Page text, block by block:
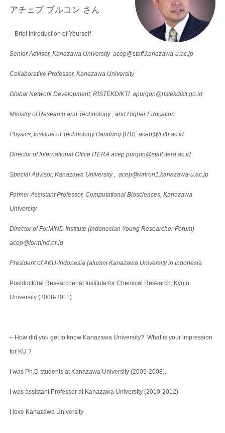
アチェプ プルコン さん
– Brief Introduction of Yourself
Senior Advisor, Kanazawa University acep@staff.kanazawa-u.ac.jp
Collaborative Professor, Kanazawa University
Global Network Development, RISTEKDIKTI apurqon@ristekdikti.go.id
Ministry of Research and Technology , and Higher Education
Physics, Institute of Technology Bandung (ITB)acep@fi.itb.ac.id
Director of International Office ITERAacep.purqon@staff.itera.ac.id
Special Advisor, Kanazawa University , acep@wriron1.kanazawa-u.ac.jp
Former Assistant Professor, Computational Biosciences, Kanazawa
University
Director of ForMIND Institute (Indonesian Young Researcher Forum)
acep@formind.or.id
President of AKU-Indonesia (alumni Kanazawa University in Indonesia
Postdoctoral Researcher at Institute for Chemical Research, Kyoto
University (2008-2011)
– How did you get to know Kanazawa University? What is your impression
for KU ?
I was Ph.D students at Kanazawa University (2005-2008).
I was assistant Professor at Kanazawa University (2010-2012)
I love Kanazawa University